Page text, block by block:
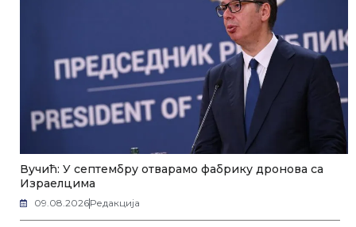
Вучић: У септембру отварамо фабрику дронова са
Израелцима
09.08.2026Редакција